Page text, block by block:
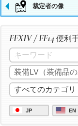
裁定者の像
FFXIV / FF14 便利
JP EN